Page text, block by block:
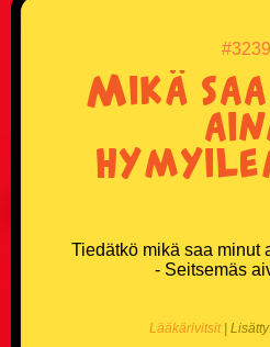
#3239
Mikä
Tiedätkö mikä saa minut
- Seitsemäs
Lääkärivitsit|